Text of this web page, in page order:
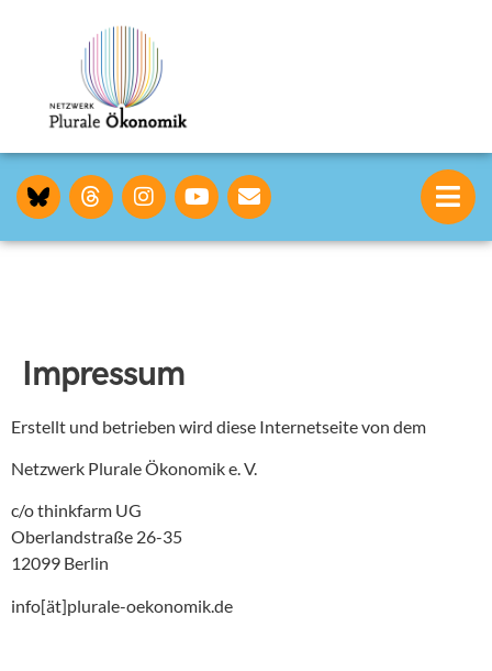
Impressum
Erstellt und betrieben wird diese Internetseite von dem
Netzwerk Plurale Ökonomik e. V.
c/o thinkfarm UG
Oberlandstraße 26-35
12099 Berlin
info[ät]plurale-oekonomik.de